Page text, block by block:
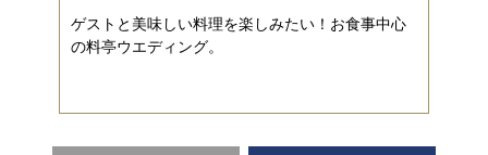
ゲストと美味しい料理を楽しみたい！お食事中心
の料亭ウエディング。